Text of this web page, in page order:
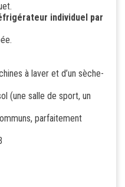
individuel par
à laver et d’un sèche-
(une salle de sport, un
parfaitement